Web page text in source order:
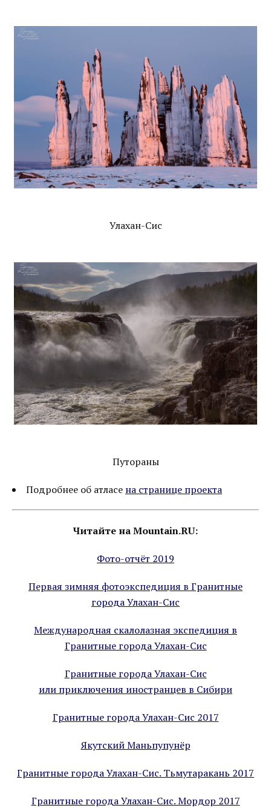
Улахан-Сис
Путораны
Подробнее об атласе на странице проекта
Читайте на Mountain.RU:
Фото-отчёт 2019
Первая зимняя фотоэкспедиция в Гранитные
города Улахан-Сис
Международная скалолазная экспедиция в
Гранитные города Улахан-Сис
Гранитные города Улахан-Сис
или приключения иностранцев в Сибири
Гранитные города Улахан-Сис 2017
Якутский Маньпупунёр
Гранитные города Улахан-Сис. Тьмутаракань 2017
Гранитные города Улахан-Сис. Мордор 2017